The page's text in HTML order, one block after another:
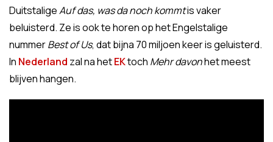
DuitstaligeAuf das, was da noch kommtis vaker
beluisterd. Ze is ook te horen op het Engelstalige
nummerBest of Us, dat bijna 70 miljoen keer is geluisterd.
In Nederland zal na hetEKtoch Mehr davonhet meest
blijven hangen.